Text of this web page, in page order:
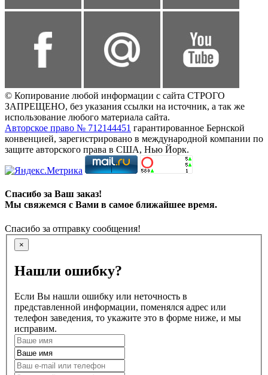
© Копирование любой информации с сайта СТРОГО
ЗАПРЕЩЕНО, без указания ссылки на источник, а так же
использование любого материала сайта.
Авторское право № 712144451 гарантированное Бернской
конвенцией, зарегистрировано в международной компании по
защите авторского права в США, Нью Йорк.
Спасибо за Ваш заказ!
Мы свяжемся с Вами в самое ближайшее время.
Спасибо за отправку сообщения!
×
Нашли ошибку?
Если Вы нашли ошибку или неточность в
представленной информации, поменялся адрес или
телефон заведения, то укажите это в форме ниже, и мы
исправим.